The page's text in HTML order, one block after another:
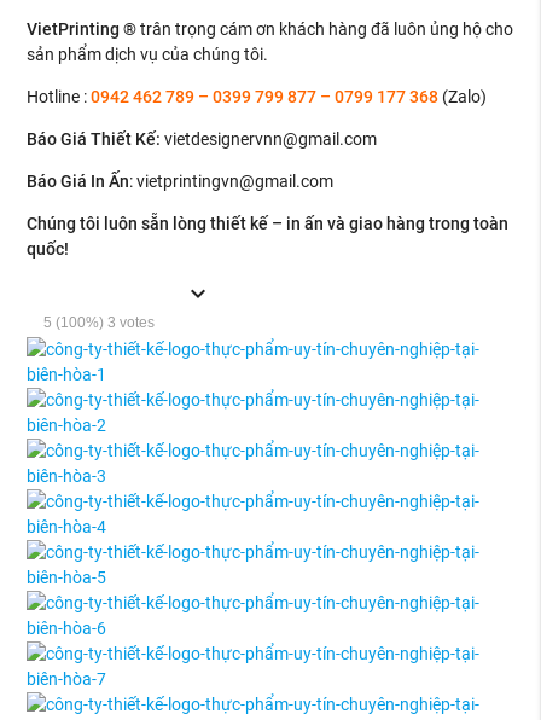
VietPrinting ®trân trọng cám ơn khách hàng đã luôn ủng hộ cho
sản phẩm dịch vụ của chúng tôi.
Hotline :0942 462 789 –0399 799 877 –0799 177 368 (Zalo)
Báo Giá Thiết Kế: vietdesignervnn@gmail.com
Báo Giá In Ấn: vietprintingvn@gmail.com
Chúng tôi luôn sẵn lòng thiết kế – in ấn và giao hàng trong toàn
quốc!
5 (100%)3 votes
expand_more